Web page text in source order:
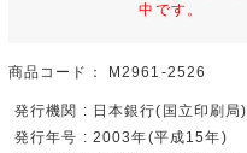
中です。
商品コード： M2961-2526
発行機関 : 日本銀行(国立印刷局)
発行年号 : 2003年(平成15年)